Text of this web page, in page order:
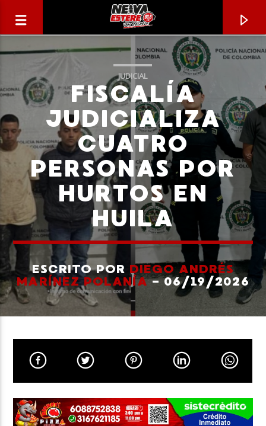
CANCIÓN ACTUAL
TÍTULO
ARTISTA
Neiva Estereo
JUDICIAL
FISCALÍA
JUDICIALIZA
CUATRO
PERSONAS POR
HURTOS EN
HUILA
ESCRITO POR DIEGO ANDRÉS
MARÍNEZ POLANÍA- 06/19/2026